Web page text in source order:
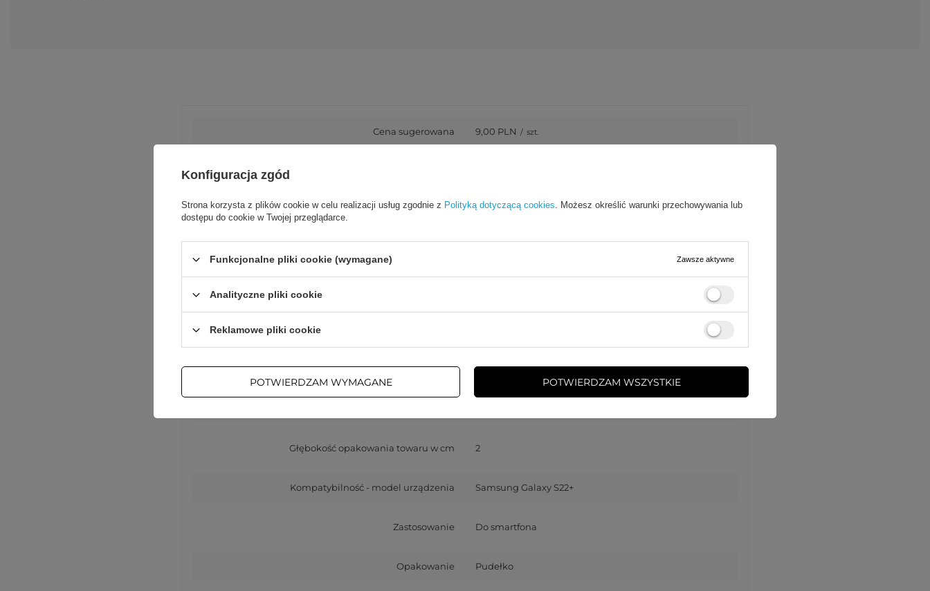
Cena sugerowana 9,00 PLN / szt.
Podmiot odpowiedzialny za ten produkt na terenie UE Hurtel Sp. z o.o. Więcej
Wysokość opakowania towaru w cm 18
Głębokość opakowania towaru w cm 2
Kompatybilność - model urządzenia Samsung Galaxy S22+
Zastosowanie Do smartfona
Opakowanie Pudełko
Konfiguracja zgód
Strona korzysta z plików cookie w celu realizacji usług zgodnie z Polityką dotyczącą cookies. Możesz określić warunki przechowywania lub
dostępu do cookie w Twojej przeglądarce.
Funkcjonalne pliki cookie (wymagane) Zawsze aktywne
Analityczne pliki cookie
Reklamowe pliki cookie
POTWIERDZAM WYMAGANE POTWIERDZAM WSZYSTKIE